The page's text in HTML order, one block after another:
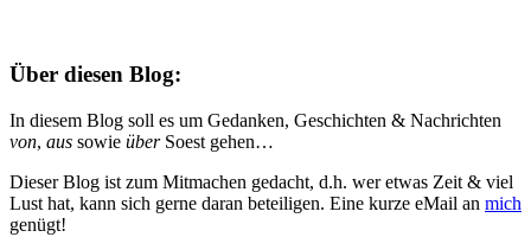
Über diesen Blog:
In diesem Blog soll es um Gedanken, Geschichten & Nachrichten
von, aus sowie überSoest gehen…
Dieser Blog ist zum Mitmachen gedacht, d.h. wer etwas Zeit & viel
Lust hat, kann sich gerne daran beteiligen. Eine kurze eMail an mich
genügt!